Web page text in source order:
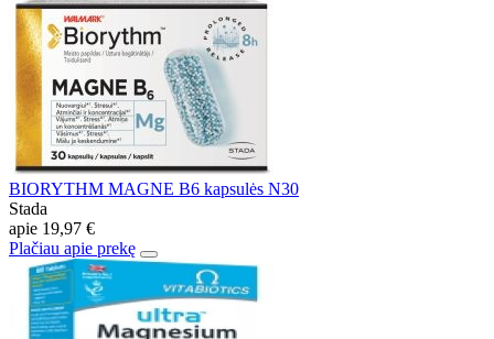
BIORYTHM MAGNE B6 kapsulės N30
Stada
apie 19,97 €
Plačiau apie prekę